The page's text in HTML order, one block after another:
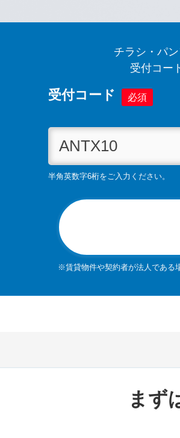
チラシ・パ
受付コー
受付コード 必須
半角英数字6桁をご入力ください。
※賃貸物件や契約者が法人である
まず